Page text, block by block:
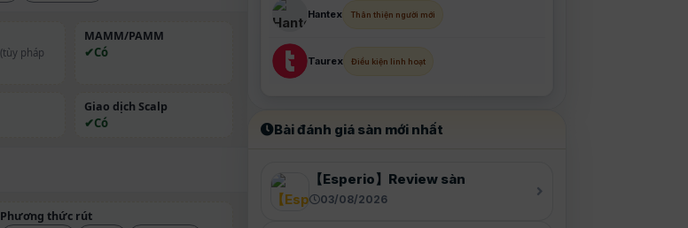
(tùy pháp
MAMM/PAMM
Có
Giao dịch Scalp
Có
Phương thức rút
Hantex Thân thiện người mới
Taurex Điều kiện linh hoạt
Bài đánh giá sàn mới nhất
【Esperio】Review sàn
03/08/2026